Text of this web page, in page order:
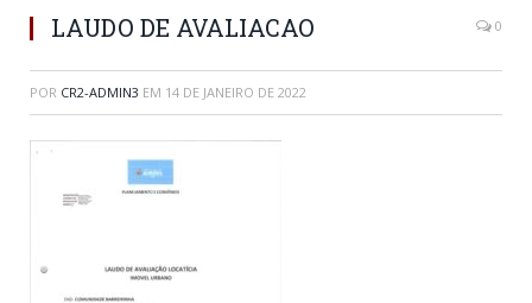
LAUDO DE AVALIACAO 0
POR CR2-ADMIN3 EM 14 DE JANEIRO DE 2022